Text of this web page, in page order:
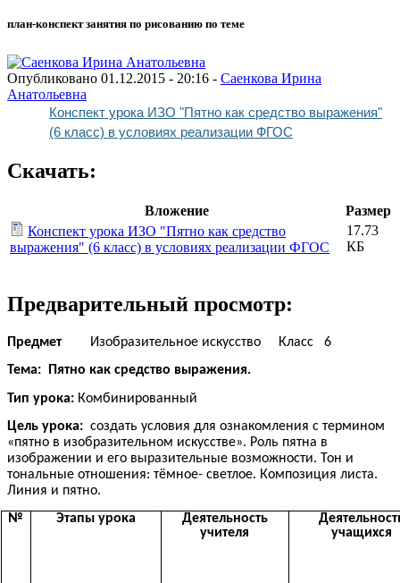
план-конспект занятия по рисованию по теме
Опубликовано 01.12.2015 - 20:16 - Саенкова Ирина
Анатольевна
Конспект урока ИЗО "Пятно как средство выражения"
(6 класс) в условиях реализации ФГОС
Скачать:
Вложение
Размер
Конспект урока ИЗО "Пятно как средство
выражения" (6 класс) в условиях реализации ФГОС
17.73
КБ
Предварительный просмотр:
ПредметИзобразительное искусство Класс 6
Тема: Пятно как средство выражения.
Тип урока: Комбинированный
Цель урока: создать условия для ознакомления с термином
«пятно в изобразительном искусстве». Роль пятна в
изображении и его выразительные возможности. Тон и
тональные отношения: тёмное- светлое. Композиция листа.
Линия и пятно.
№
Этапы урока
Деятельность
учителя
учащихся